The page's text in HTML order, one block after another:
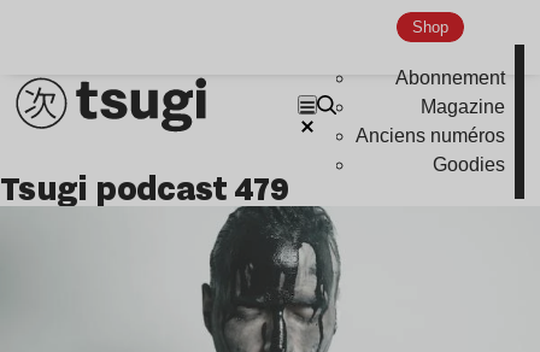
Shop
Abonnement
Magazine
Anciens numéros
Goodies
Nu Jazz
tsugi podcast 479